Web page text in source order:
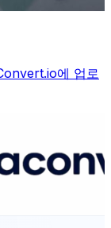
에 업로